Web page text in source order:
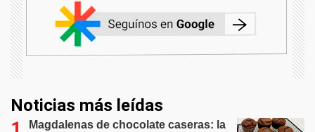
Noticias más leídas
Magdalenas de chocolate caseras: la